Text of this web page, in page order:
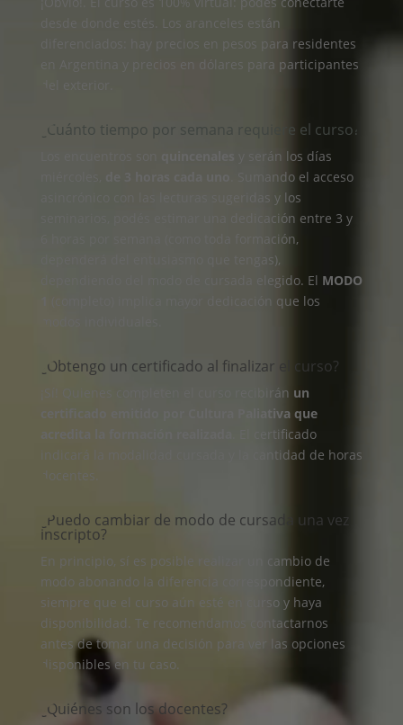
desde donde estés. Los aranceles están
diferenciados: hay precios en pesos para residentes
en Argentina y precios en dólares para participantes
¿Cuánto tiempo por semana requiere el curso?
y serán los días
. Sumando el acceso
asincrónico con las lecturas sugeridas y los
seminarios, podés estimar una dedicación entre 3 y
6 horas por semana (como toda formación,
dependerá del entusiasmo que tengas),
dependiendo del modo de cursada elegido. El MODO
(completo) implica mayor dedicación que los
¿Obtengo un certificado al finalizar el curso?
¡Sí! Quienes completen el curso recibirán un
certificado emitido por Cultura Paliativa que
acredita la formación realizada
. El certificado
indicará la modalidad cursada y la cantidad de horas
docentes.
¿Puedo cambiar de modo de cursada una vez
inscripto?
En principio, sí es posible realizar un cambio de
modo abonando la diferencia correspondiente,
siempre que el curso aún esté en curso y haya
disponibilidad. Te recomendamos contactarnos
antes de tomar una decisión para ver las opciones
disponibles en tu caso.
¿Quiénes son los docentes?